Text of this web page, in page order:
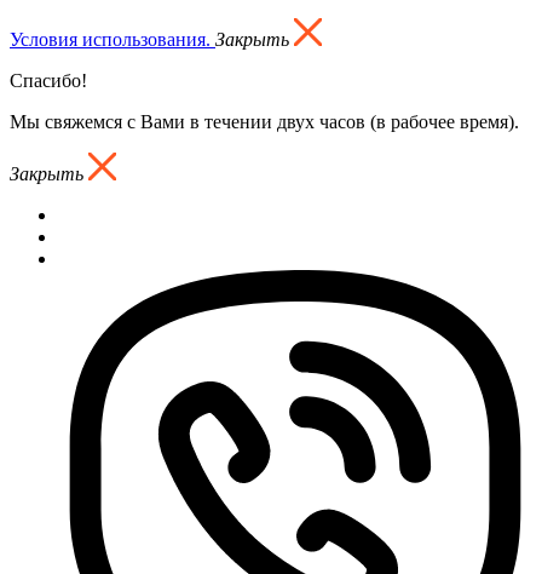
Условия использования. Закрыть
Спасибо!
Мы свяжемся с Вами в течении двух часов (в рабочее время).
Закрыть